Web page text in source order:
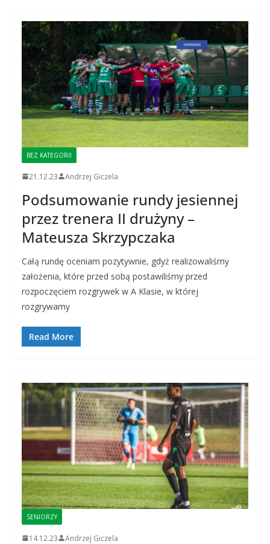
BEZ KATEGORII
21.12.23 Andrzej Giczela
Podsumowanie rundy jesiennej
przez trenera II drużyny –
Mateusza Skrzypczaka
Całą rundę oceniam pozytywnie, gdyż realizowaliśmy
założenia, które przed sobą postawiliśmy przed
rozpoczęciem rozgrywek w A Klasie, w której
rozgrywamy
Read More
SENIORZY
14.12.23 Andrzej Giczela